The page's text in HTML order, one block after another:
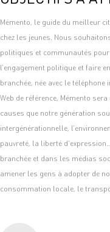
Mémento, le guide du meilleur
chez les jeunes. Nous
politiques et communautés
l’engagement politique et faire
branchée, née avec le
Web de référence, Mémento
causes que notre génération
intergénérationnelle,
pauvreté, la liberté
branchée et dans les médias
amener les gens à adopter de
consommation locale, le